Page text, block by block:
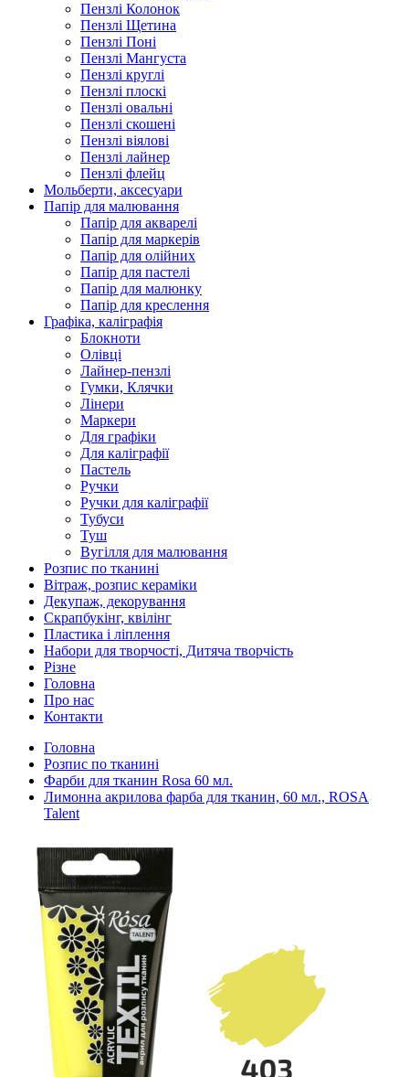
Пензлі Колонок
Пензлі Щетина
Пензлі Поні
Пензлі Мангуста
Пензлі круглі
Пензлі плоскі
Пензлі овальні
Пензлі скошені
Пензлі віялові
Пензлі лайнер
Пензлі флейц
Мольберти, аксесуари
Папір для малювання
Папір для акварелі
Папір для маркерів
Папір для олійних
Папір для пастелі
Папір для малюнку
Папір для креслення
Графіка, каліграфія
Блокноти
Олівці
Лайнер-пензлі
Гумки, Клячки
Лінери
Маркери
Для графіки
Для каліграфії
Пастель
Ручки
Ручки для каліграфії
Тубуси
Туш
Вугілля для малювання
Розпис по тканині
Вітраж, розпис кераміки
Декупаж, декорування
Скрапбукінг, квілінг
Пластика і ліплення
Набори для творчості, Дитяча творчість
Різне
Головна
Про нас
Контакти
Головна
Розпис по тканині
Фарби для тканин Rosa 60 мл.
Лимонна акрилова фарба для тканин, 60 мл., ROSA
Talent